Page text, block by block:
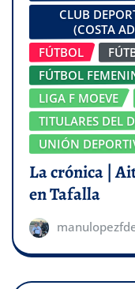
CLUB
(COSTA
FÚTBOL
FÚTBOL
LIGA F MOEVE
TITULARES DEL
UNIÓN
La crónica |
en Tafalla